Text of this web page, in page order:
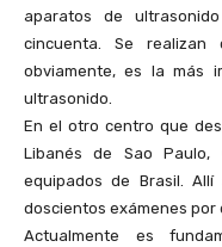
aparatos de
cincuenta. Se
obviamente, es la más
ultrasonido.
En el otro centro que
Libanés de Sao
equipados de Brasil.
doscientos exámenes por
Actualmente es